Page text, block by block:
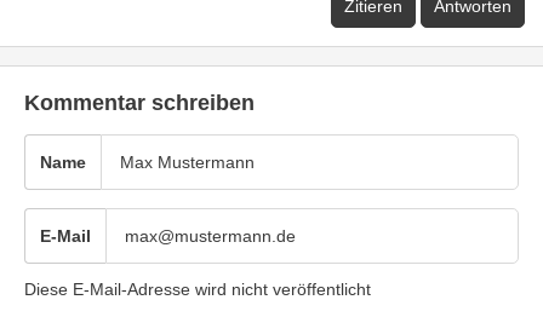
Zitieren Antworten
Kommentar schreiben
Name
E-Mail
Diese E-Mail-Adresse wird nicht veröffentlicht